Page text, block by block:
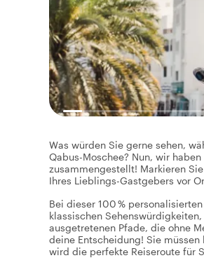
Was würden Sie gerne sehen,
Qabus-Moschee? Nun, wir
zusammengestellt! Markieren
Ihres Lieblings-Gastgebers vor
Bei dieser 100 %
klassischen
ausgetretenen Pfade, die ohne
deine Entscheidung! Sie
wird die perfekte Reiseroute für